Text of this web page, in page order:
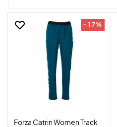
- 17%
Forza Catrin Women Track